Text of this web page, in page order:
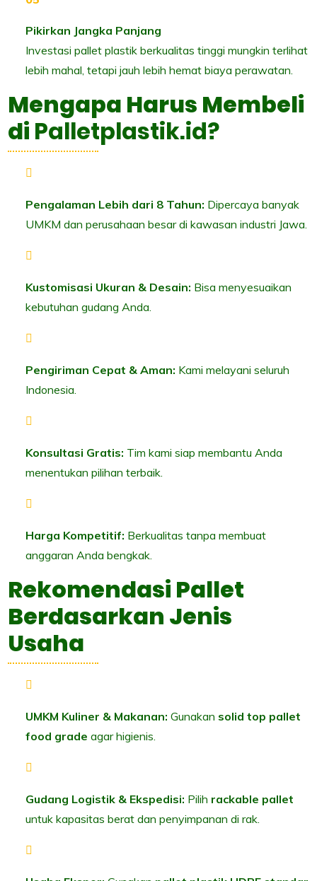
Pikirkan Jangka Panjang
Investasi pallet plastik berkualitas tinggi mungkin terlihat
lebih mahal, tetapi jauh lebih hemat biaya perawatan.
Mengapa Harus Membeli
di Palletplastik.id?
Pengalaman Lebih dari 8 Tahun: Dipercaya banyak
UMKM dan perusahaan besar di kawasan industri Jawa.
Kustomisasi Ukuran & Desain: Bisa menyesuaikan
kebutuhan gudang Anda.
Pengiriman Cepat & Aman: Kami melayani seluruh
Indonesia.
Konsultasi Gratis: Tim kami siap membantu Anda
menentukan pilihan terbaik.
Harga Kompetitif: Berkualitas tanpa membuat
anggaran Anda bengkak.
Rekomendasi Pallet
Berdasarkan Jenis
Usaha
UMKM Kuliner & Makanan: Gunakan solid top pallet
food grade agar higienis.
Gudang Logistik & Ekspedisi: Pilih rackable pallet
untuk kapasitas berat dan penyimpanan di rak.